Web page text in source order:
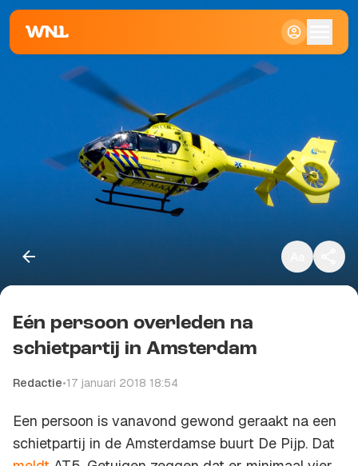
Klein
Standaard
Kopieer link
Eén persoon overleden na
schietpartij in Amsterdam
Redactie•17 januari 2018 18:54
Een persoon is vanavond gewond geraakt na een
schietpartij in de Amsterdamse buurt De Pijp. Dat